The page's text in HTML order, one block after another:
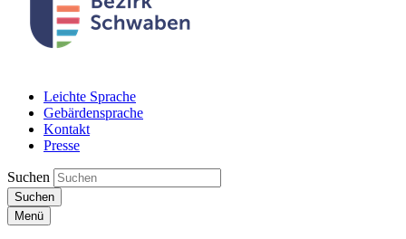
Leichte Sprache
Gebärdensprache
Kontakt
Presse
Suchen
Suchen
Menü